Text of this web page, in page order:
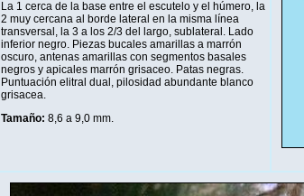
La 1 cerca de la base entre el escutelo y el húmero, la
2 muy cercana al borde lateral en la misma línea
transversal, la 3 a los 2/3 del largo, sublateral. Lado
inferior negro. Piezas bucales amarillas a marrón
oscuro, antenas amarillas con segmentos basales
negros y apicales marrón grisaceo. Patas negras.
Puntuación elitral dual, pilosidad abundante blanco
grisacea.
Tamaño: 8,6 a 9,0 mm.